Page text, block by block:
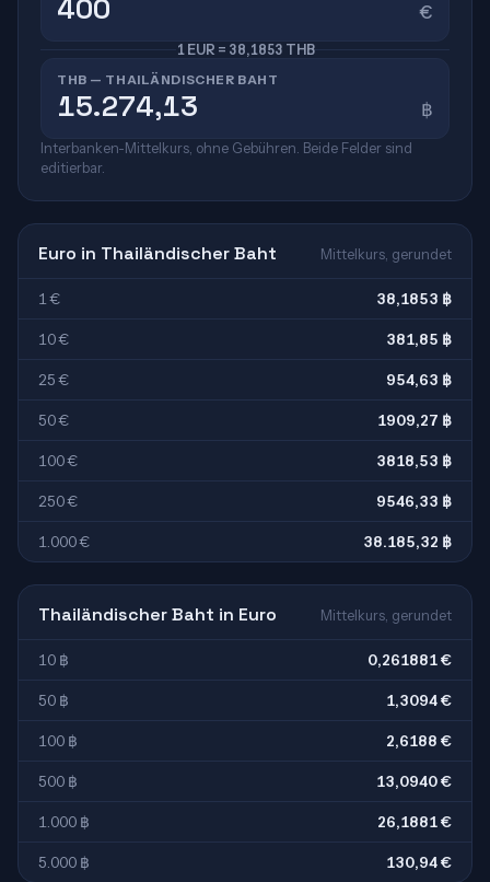
€
1 EUR = 38,1853 THB
THB — THAILÄNDISCHER BAHT
฿
Interbanken-Mittelkurs, ohne Gebühren. Beide Felder sind
editierbar.
Euro in Thailändischer Baht Mittelkurs, gerundet
1 € 38,1853 ฿
10 € 381,85 ฿
25 € 954,63 ฿
50 € 1909,27 ฿
100 € 3818,53 ฿
250 € 9546,33 ฿
1.000 € 38.185,32 ฿
Thailändischer Baht in Euro Mittelkurs, gerundet
10 ฿ 0,261881 €
50 ฿ 1,3094 €
100 ฿ 2,6188 €
500 ฿ 13,0940 €
1.000 ฿ 26,1881 €
5.000 ฿ 130,94 €